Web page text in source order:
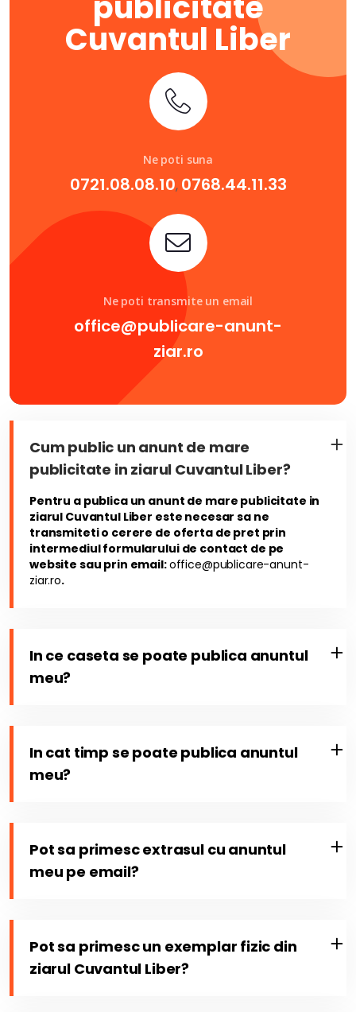
Cuvantul Liber
Ne poti suna
0721.08.08.10, 0768.44.11.33
Ne poti transmite un email
office@publicare-anunt-
ziar.ro
Cum public un anunt de mare
publicitate in ziarul Cuvantul Liber?
Pentru a publica un anunt de mare publicitate in
ziarul Cuvantul Liber este necesar sa ne
transmiteti o cerere de oferta de pret prin
intermediul formularului de contact de pe
website sau prin email:office@publicare-anunt-
ziar.ro.
In ce caseta se poate publica anuntul
meu?
In cat timp se poate publica anuntul
meu?
Pot sa primesc extrasul cu anuntul
meu pe email?
Pot sa primesc un exemplar fizic din
ziarul Cuvantul Liber?